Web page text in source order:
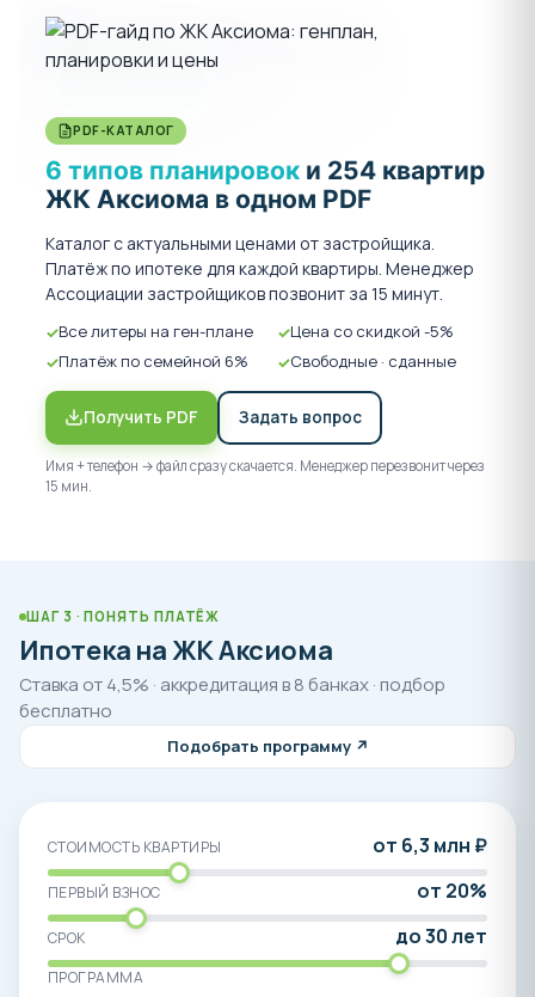
PDF-КАТАЛОГ
6 типов планировок и 254 квартир
ЖК Аксиома в одном PDF
Каталог с актуальными ценами от застройщика.
Платёж по ипотеке для каждой квартиры. Менеджер
Ассоциации застройщиков позвонит за 15 минут.
Все литеры на ген-плане
Цена со скидкой -5%
Платёж по семейной 6%
Свободные · сданные
Получить PDF Задать вопрос
Имя + телефон → файл сразу скачается. Менеджер перезвонит через
15 мин.
ШАГ 3 · ПОНЯТЬ ПЛАТЁЖ
Ипотека на ЖК Аксиома
Ставка от 4,5% · аккредитация в 8 банках · подбор
бесплатно
Подобрать программу ↗
СТОИМОСТЬ КВАРТИРЫ от 6,3 млн ₽
ПЕРВЫЙ ВЗНОС от 20%
СРОК до 30 лет
ПРОГРАММА